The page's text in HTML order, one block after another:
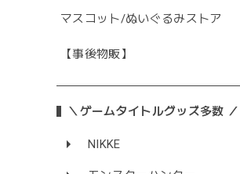
マスコット/ぬいぐるみストア
【事後物販】
＼ゲームタイトルグッズ多数 ／
NIKKE